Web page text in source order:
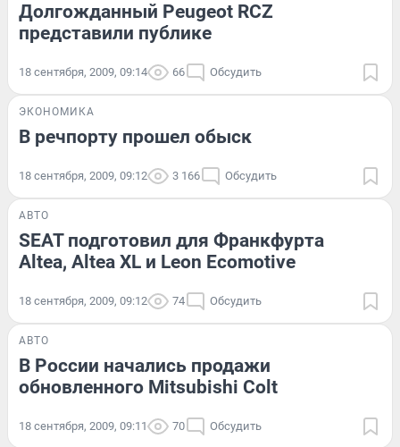
Долгожданный Peugeot RCZ
представили публике
18 сентября, 2009, 09:14 66 Обсудить
ЭКОНОМИКА
В речпорту прошел обыск
18 сентября, 2009, 09:12 3 166 Обсудить
АВТО
SEAT подготовил для Франкфурта
Altea, Altea XL и Leon Ecomotive
18 сентября, 2009, 09:12 74 Обсудить
АВТО
В России начались продажи
обновленного Mitsubishi Colt
18 сентября, 2009, 09:11 70 Обсудить